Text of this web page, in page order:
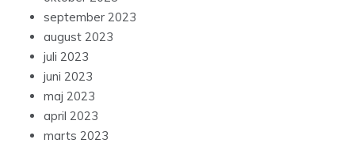
september 2023
august 2023
juli 2023
juni 2023
maj 2023
april 2023
marts 2023